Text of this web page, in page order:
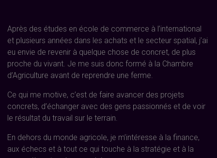
Après des études en école de commerce à l’international
et plusieurs années dans les achats et le secteur spatial, j’ai
eu envie de revenir à quelque chose de concret, de plus
proche du vivant. Je me suis donc formé à la Chambre
d’Agriculture avant de reprendre une ferme.
Ce qui me motive, c’est de faire avancer des projets
concrets, d’échanger avec des gens passionnés et de voir
le résultat du travail sur le terrain.
En dehors du monde agricole, je m’intéresse à la finance,
aux échecs et à tout ce qui touche à la stratégie et à la